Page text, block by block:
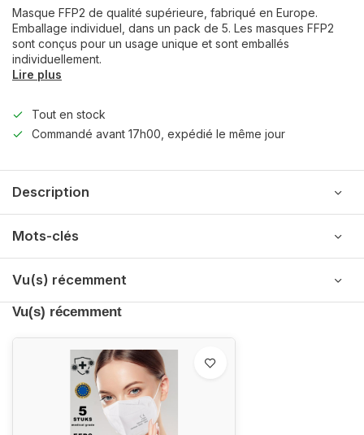
Masque FFP2 de qualité supérieure, fabriqué en Europe.
Emballage individuel, dans un pack de 5. Les masques FFP2
sont conçus pour un usage unique et sont emballés
individuellement.
Lire plus
Tout en stock
Commandé avant 17h00, expédié le même jour
Description
Mots-clés
Vu(s) récemment
Vu(s) récemment